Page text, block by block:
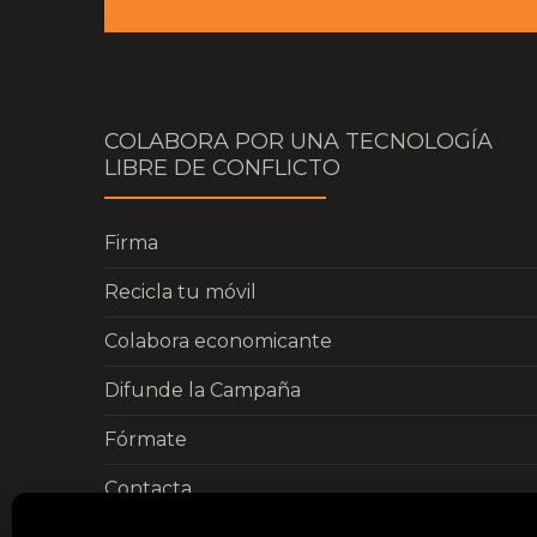
COLABORA POR UNA TECNOLOGÍA
LIBRE DE CONFLICTO
Firma
Recicla tu móvil
Colabora economicante
Difunde la Campaña
Fórmate
Contacta